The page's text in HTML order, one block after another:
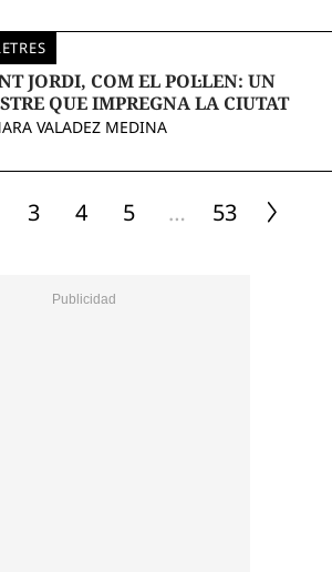
JORDI, COM EL POL·LEN: UN
QUE IMPREGNA LA CIUTAT
VALADEZ MEDINA
3 4 5 … 53